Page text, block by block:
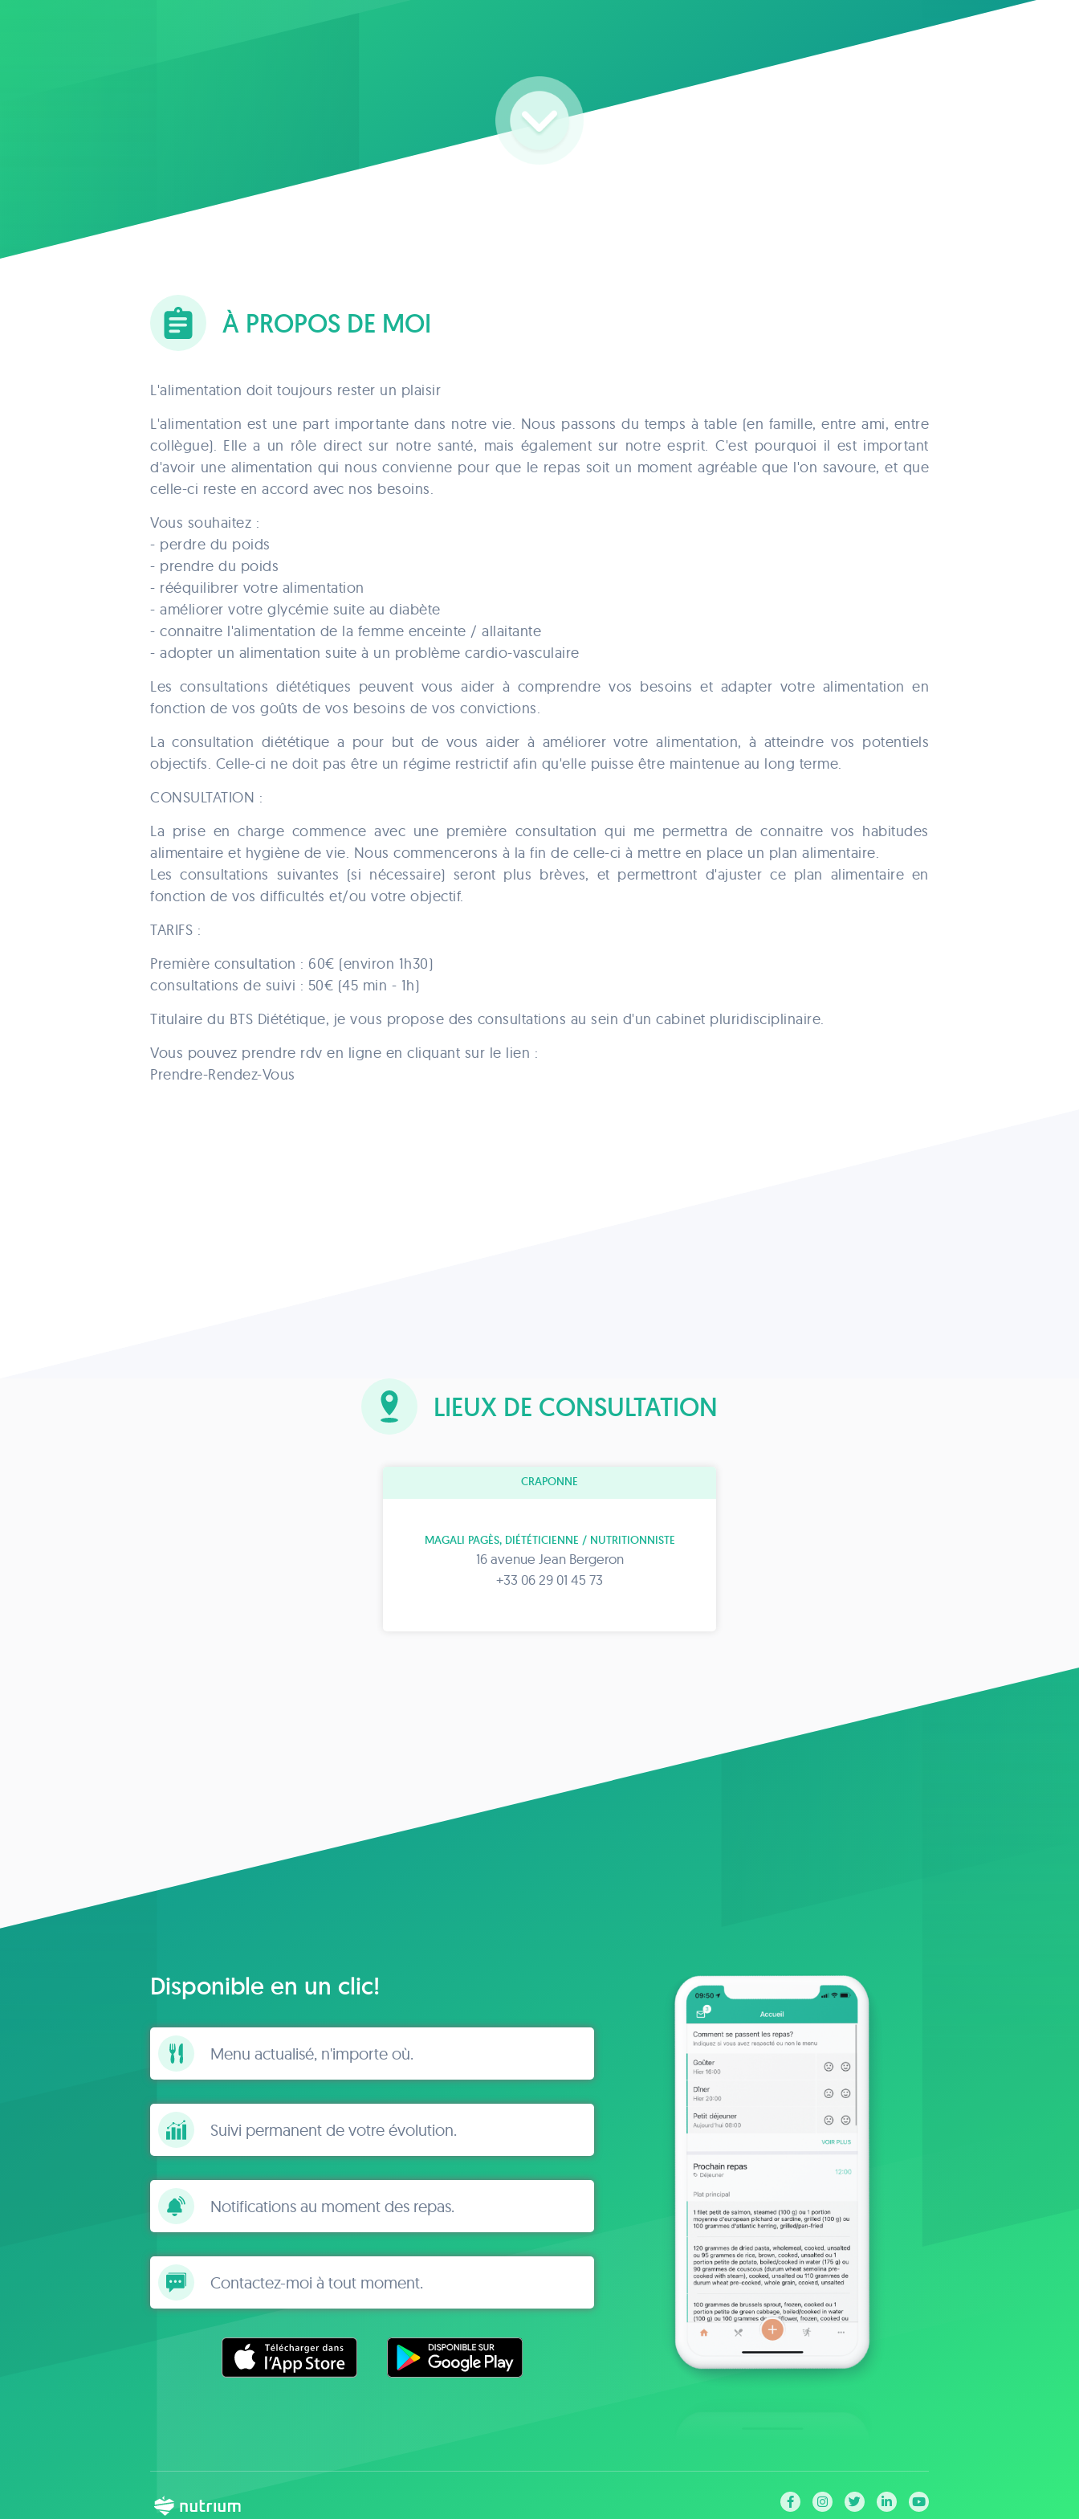
À PROPOS DE MOI
L'alimentation doit toujours rester un plaisir
L'alimentation est une part importante dans notre vie. Nous passons du temps à table (en famille, entre ami, entre
collègue). Elle a un rôle direct sur notre santé, mais également sur notre esprit. C'est pourquoi il est important
d'avoir une alimentation qui nous convienne pour que le repas soit un moment agréable que l'on savoure, et que
celle-ci reste en accord avec nos besoins.
Vous souhaitez :
- perdre du poids
- prendre du poids
- rééquilibrer votre alimentation
- améliorer votre glycémie suite au diabète
- connaitre l'alimentation de la femme enceinte / allaitante
- adopter un alimentation suite à un problème cardio-vasculaire
Les consultations diététiques peuvent vous aider à comprendre vos besoins et adapter votre alimentation en
fonction de vos goûts de vos besoins de vos convictions.
La consultation diététique a pour but de vous aider à améliorer votre alimentation, à atteindre vos potentiels
objectifs. Celle-ci ne doit pas être un régime restrictif afin qu'elle puisse être maintenue au long terme.
CONSULTATION :
La prise en charge commence avec une première consultation qui me permettra de connaitre vos habitudes
alimentaire et hygiène de vie. Nous commencerons à la fin de celle-ci à mettre en place un plan alimentaire.
Les consultations suivantes (si nécessaire) seront plus brèves, et permettront d'ajuster ce plan alimentaire en
fonction de vos difficultés et/ou votre objectif.
TARIFS :
Première consultation : 60€ (environ 1h30)
consultations de suivi : 50€ (45 min - 1h)
Titulaire du BTS Diététique, je vous propose des consultations au sein d'un cabinet pluridisciplinaire.
Vous pouvez prendre rdv en ligne en cliquant sur le lien :
Prendre-Rendez-Vous
LIEUX DE CONSULTATION
CRAPONNE
MAGALI PAGÈS, DIÉTÉTICIENNE / NUTRITIONNISTE
16 avenue Jean Bergeron
+33 06 29 01 45 73
Disponible en un clic!
Menu actualisé, n'importe où.
Suivi permanent de votre évolution.
Notifications au moment des repas.
Contactez-moi à tout moment.